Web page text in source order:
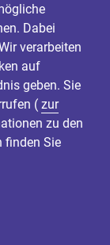
Dabei
verarbeiten
auf
geben. Sie
( zur
zu den
finden Sie